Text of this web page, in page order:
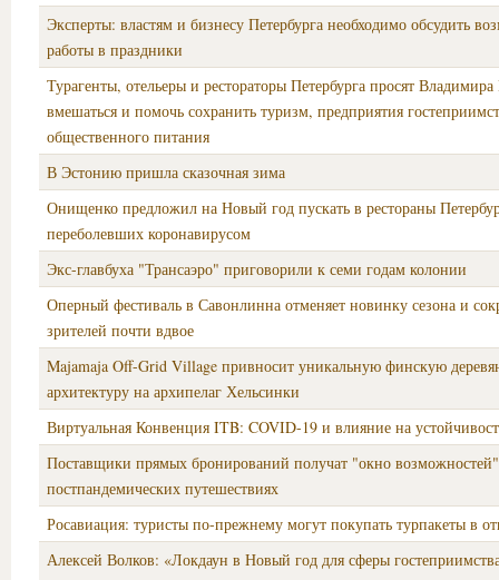
Эксперты: властям и бизнесу Петербурга необходимо обсудить
работы в праздники
Турагенты, отельеры и рестораторы Петербурга просят
вмешаться и помочь сохранить туризм, предприятия
общественного питания
В Эстонию пришла сказочная зима
Онищенко предложил на Новый год пускать в рестораны
переболевших коронавирусом
Экс-главбуха "Трансаэро" приговорили к семи годам колонии
Оперный фестиваль в Савонлинна отменяет новинку сезона и
зрителей почти вдвое
Majamaja Off-Grid Village привносит уникальную финскую
архитектуру на архипелаг Хельсинки
Виртуальная Конвенция ITB: COVID-19 и влияние на
Поставщики прямых бронирований получат "окно
постпандемических путешествиях
Росавиация: туристы по-прежнему могут покупать турпакеты в
Алексей Волков: «Локдаун в Новый год для сферы